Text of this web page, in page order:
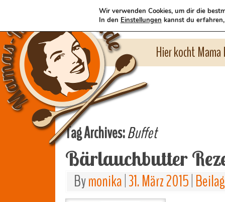
Hier kocht
Tag Archives:Buffet
Bärlauchbutter
Bymonika 31. März 2015
Wir verwenden Cookies, um dir die
In den Einstellungen kannst du